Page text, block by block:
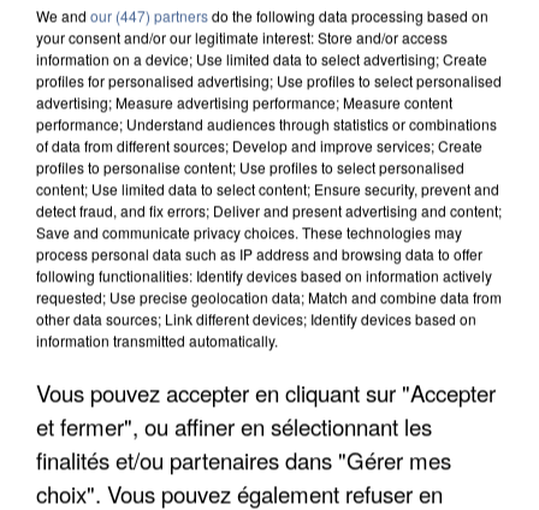
COULÉE DE BOUE EN HAUTE-SAVOIE
We and our (447) partnersdo the following data processing based on
your consent and/or our legitimate interest: Store and/or access
information on a device; Use limited data to select advertising; Create
profiles for personalised advertising; Use profiles to select personalised
advertising; Measure advertising performance; Measure content
performance; Understand audiences through statistics or combinations
of data from different sources; Develop and improve services; Create
profiles to personalise content; Use profiles to select personalised
content; Use limited data to select content; Ensure security, prevent and
detect fraud, and fix errors; Deliver and present advertising and content;
Save and communicate privacy choices. These technologies may
process personal data such as IP address and browsing data to offer
following functionalities: Identify devices based on information actively
requested; Use precise geolocation data; Match and combine data from
other data sources; Link different devices; Identify devices based on
information transmitted automatically.
Vous pouvez accepter en cliquant sur "Accepter
et fermer", ou affiner en sélectionnant les
finalités et/ou partenaires dans "Gérer mes
choix". Vous pouvez également refuser en